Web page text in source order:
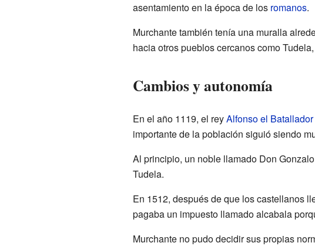
asentamiento en la época de los romanos.
Murchante también tenía una muralla
hacia otros pueblos cercanos como Tudela,
Cambios y autonomía
En el año 1119, el reyAlfonso el Batallador
importante de la población siguió siendo
Al principio, un noble llamado Don
Tudela.
En 1512, después de que los castellanos
pagaba un impuesto llamado alcabala
Murchante no pudo decidir sus propias